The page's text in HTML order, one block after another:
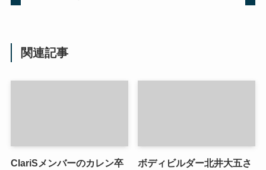
関連記事
ClariSメンバーのカレン卒
ボディビルダー北井大五さ